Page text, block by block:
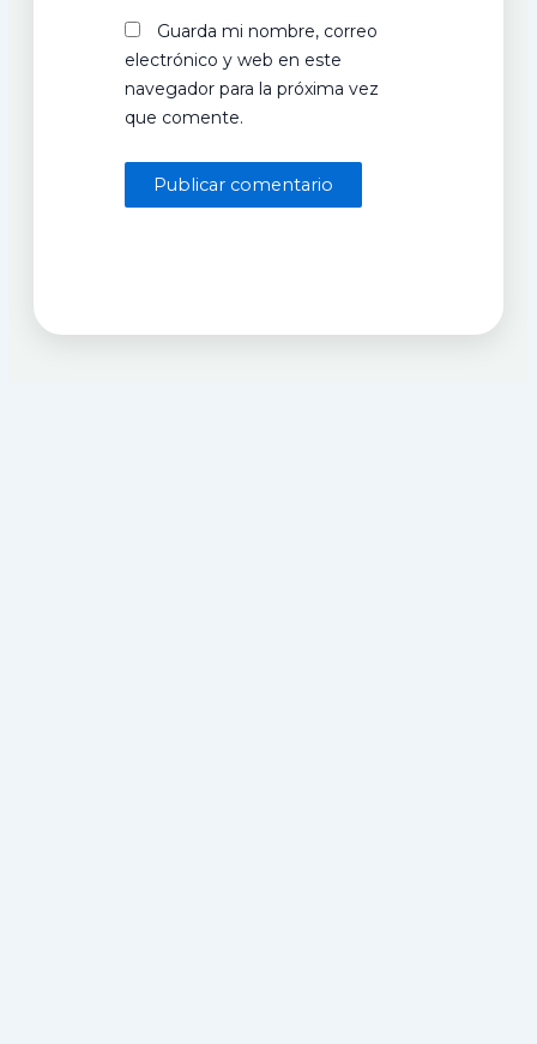
Guarda mi nombre, correo
electrónico y web en este
navegador para la próxima vez
que comente.